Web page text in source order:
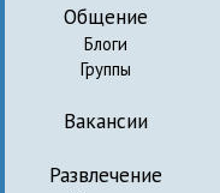
Общение
Блоги
Группы
Вакансии
Развлечение